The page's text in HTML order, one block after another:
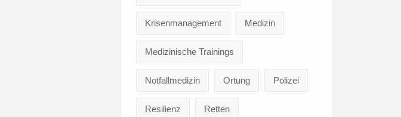
Krisenmanagement Medizin
Medizinische Trainings
Notfallmedizin Ortung Polizei
Resilienz Retten